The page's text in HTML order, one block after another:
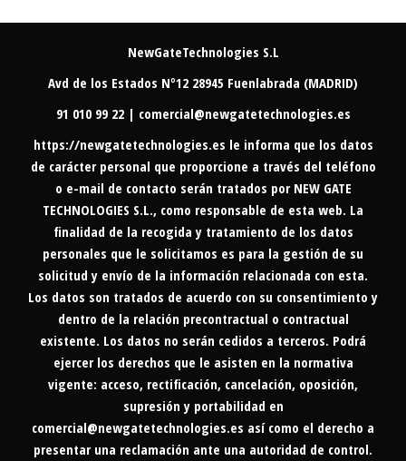
NewGateTechnologies S.L
Avd de los Estados Nº12 28945 Fuenlabrada (MADRID)
91 010 99 22 | comercial@newgatetechnologies.es
https://newgatetechnologies.es le informa que los datos
de carácter personal que proporcione a través del teléfono
o e-mail de contacto serán tratados por NEW GATE
TECHNOLOGIES S.L., como responsable de esta web. La
finalidad de la recogida y tratamiento de los datos
personales que le solicitamos es para la gestión de su
solicitud y envío de la información relacionada con esta.
Los datos son tratados de acuerdo con su consentimiento y
dentro de la relación precontractual o contractual
existente. Los datos no serán cedidos a terceros. Podrá
ejercer los derechos que le asisten en la normativa
vigente: acceso, rectificación, cancelación, oposición,
supresión y portabilidad en
comercial@newgatetechnologies.es así como el derecho a
presentar una reclamación ante una autoridad de control.